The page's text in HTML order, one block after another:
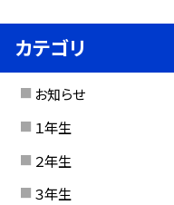
カテゴリ
お知らせ
１年生
２年生
３年生